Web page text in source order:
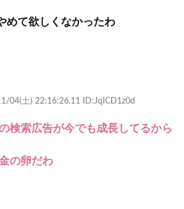
めて欲しくなかったわ
04(土) 22:16:26.11 ID:JqICD1z0d
検索広告が今でも成長してるから
の卵だわ